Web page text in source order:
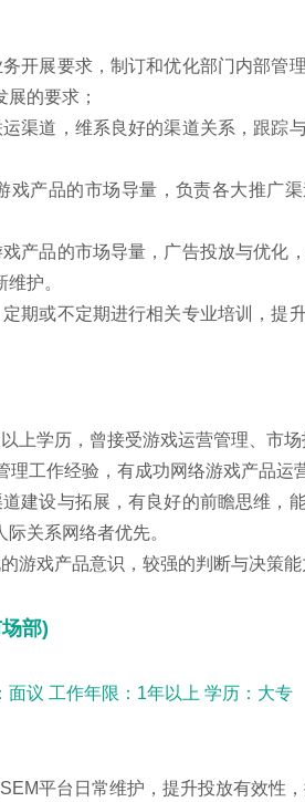
开展要求，制订和优化部门内部管
的要求；
渠道，维系良好的渠道关系，跟踪
戏产品的市场导量，负责各大推广
产品的市场导量，广告投放与优化
护。
期或不定期进行相关专业培训，提
上学历，曾接受游戏运营管理、市场
理工作经验，有成功网络游戏产品运
建设与拓展，有良好的前瞻思维，
关系网络者优先。
游戏产品意识，较强的判断与决策能
部)
面议 工作年限：1年以上 学历：大专
平台日常维护，提升投放有效性，